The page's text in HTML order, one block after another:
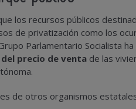
los recursos públicos
de privatización como los
Parlamentario Socialista
precio de venta de las
de otros organismos